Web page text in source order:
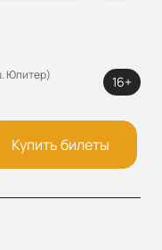
Юпитер) 16+
Купить билеты